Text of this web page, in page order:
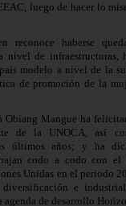
luego de hacer lo
reconoce haberse
nivel de infraestructuras,
modelo a nivel de la
de promoción de la
Obiang Mangue ha
de la UNOCA, así
últimos años; y ha
codo a codo con
Unidas en el periodo
e
agenda de desarrollo